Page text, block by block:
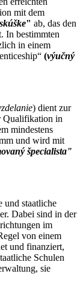
mit dem
" ab, das den
In bestimmten
in einem
(výučný
) dient zur
Qualifikation in
mindestens
und wird mit
špecialista"
und staatliche
Dabei sind in der
im
von einem
und finanziert,
Schulen
sie